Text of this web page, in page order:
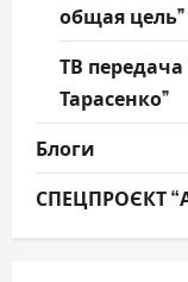
общая цель”
ТВ
Тарасенко”
Блоги
СПЕЦПРОЄКТ